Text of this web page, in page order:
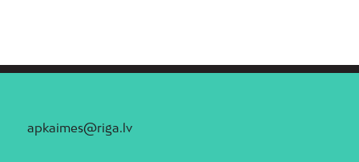
apkaimes@riga.lv